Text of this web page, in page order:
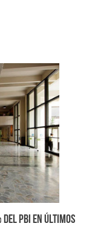
PBI en últimos